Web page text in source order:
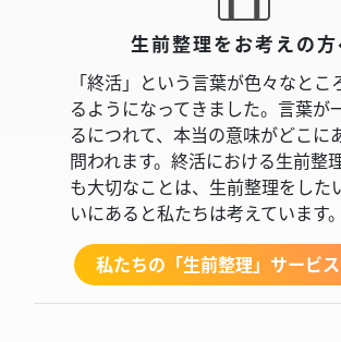
生前整理をお考えの方
「終活」という言葉が色々なとこ
るようになってきました。言葉が
るにつれて、本当の意味がどこに
問われます。終活における生前整
も大切なことは、生前整理をした
いにあると私たちは考えています。
私たちの「生前整理」サービ